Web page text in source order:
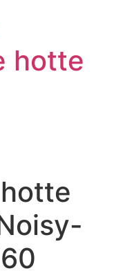
hotte